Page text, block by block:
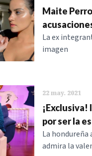
Maite
La ex
imagen
22 may. 2021
por ser la
La hondureña
admira la